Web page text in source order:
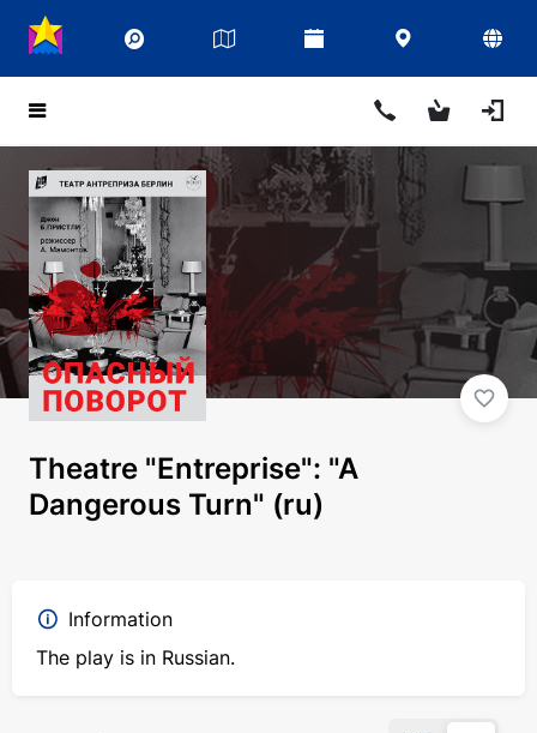
Theatre "Entreprise": "A
Dangerous Turn" (ru)
Information
The play is in Russian.